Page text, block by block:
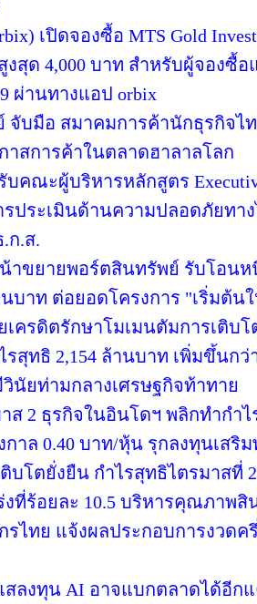
เปิดจองซื้อ MTS Gold
งสุด 4,000 บาท สำหรับผู้จองซื้
ผ่านทางแอป orbix
จับมือ สมาคมการค้านักธุรกิจไ
าสการค้าในตลาดฮาลาลโลก
บคณะผู้บริหารหลักสูตร
รประเมินด้านความปลอดภัยท
ก.ส.
าขยายพอร์ตสินทรัพย์ รับโอน
นบาท ต่อยอดโครงการ "เริ่มต้น
เครดิตรักษาโมเมนตัมการเติบ
รสุทธิ 2,154 ล้านบาท เพิ่มขึ้นก
นัยท่ามกลางเศรษฐกิจท้าทาย
าส 2 ธุรกิจในอินโดฯ พลิกทำกำ
กาล 0.40 บาท/หุ้น รุกลงทุนเสริ
ติบโตยั่งยืน กำไรสุทธิไตรมาสที่
งที่ร้อยละ 10.5 บริหารคุณภาพ
ไทย แจ้งผลประกอบการงวดค
สลงทุน AI อาจแบกตลาดได้อีกแ